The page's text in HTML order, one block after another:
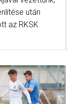
után
az RKSK